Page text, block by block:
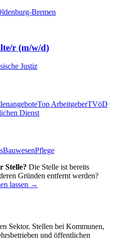
Bremen
r (m/w/d)
Justiz
Top ArbeitgeberTVöD
Dienst
BauwesenPflege
Stelle? Die Stelle ist bereits
Gründen entfernt werden?
lassen →
Sektor. Stellen bei Kommunen,
und öffentlichen